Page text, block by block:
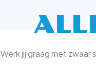
Werk jij graag met zwaar